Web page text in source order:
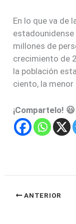
En lo que va de
estadounidense
millones de
crecimiento de
la población
ciento, la menor
¡Compartelo! 😃
ANTERIOR